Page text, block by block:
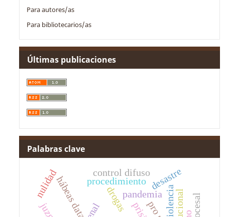
Para autores/as
Para bibliotecarios/as
Últimas publicaciones
Palabras clave
drogas
hábeas dataprocedimiento
control difuso
pandemia
desastre
violencia
nulidad